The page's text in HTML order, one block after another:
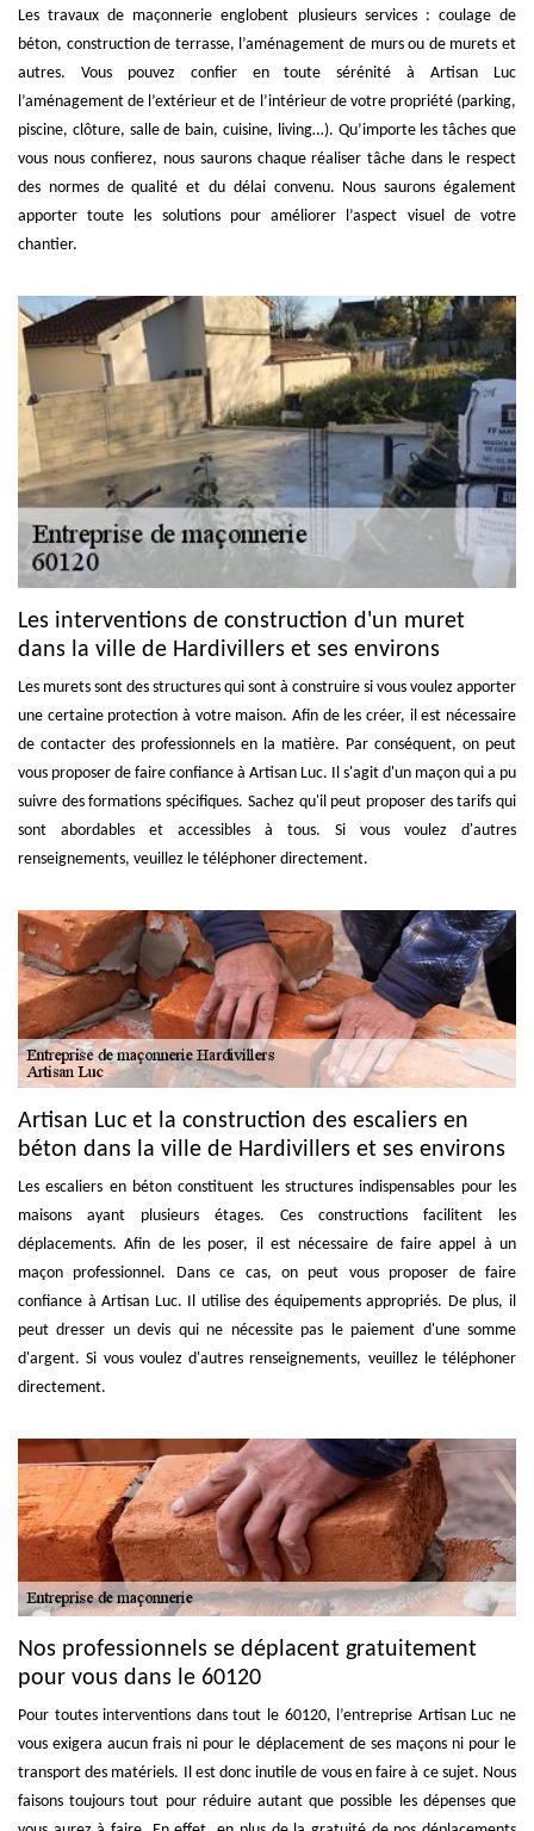
Les travaux de maçonnerie englobent plusieurs services : coulage de
béton, construction de terrasse, l’aménagement de murs ou de murets et
autres. Vous pouvez confier en toute sérénité à Artisan Luc
l’aménagement de l’extérieur et de l’intérieur de votre propriété (parking,
piscine, clôture, salle de bain, cuisine, living…). Qu’importe les tâches que
vous nous confierez, nous saurons chaque réaliser tâche dans le respect
des normes de qualité et du délai convenu. Nous saurons également
apporter toute les solutions pour améliorer l’aspect visuel de votre
chantier.
Les interventions de construction d'un muret
dans la ville de Hardivillers et ses environs
Les murets sont des structures qui sont à construire si vous voulez apporter
une certaine protection à votre maison. Afin de les créer, il est nécessaire
de contacter des professionnels en la matière. Par conséquent, on peut
vous proposer de faire confiance à Artisan Luc. Il s'agit d'un maçon qui a pu
suivre des formations spécifiques. Sachez qu'il peut proposer des tarifs qui
sont abordables et accessibles à tous. Si vous voulez d'autres
renseignements, veuillez le téléphoner directement.
Artisan Luc et la construction des escaliers en
béton dans la ville de Hardivillers et ses environs
Les escaliers en béton constituent les structures indispensables pour les
maisons ayant plusieurs étages. Ces constructions facilitent les
déplacements. Afin de les poser, il est nécessaire de faire appel à un
maçon professionnel. Dans ce cas, on peut vous proposer de faire
confiance à Artisan Luc. Il utilise des équipements appropriés. De plus, il
peut dresser un devis qui ne nécessite pas le paiement d'une somme
d'argent. Si vous voulez d'autres renseignements, veuillez le téléphoner
directement.
Nos professionnels se déplacent gratuitement
pour vous dans le 60120
Pour toutes interventions dans tout le 60120, l’entreprise Artisan Luc ne
vous exigera aucun frais ni pour le déplacement de ses maçons ni pour le
transport des matériels. Il est donc inutile de vous en faire à ce sujet. Nous
faisons toujours tout pour réduire autant que possible les dépenses que